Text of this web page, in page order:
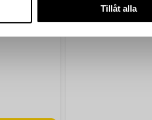
Tillåt alla